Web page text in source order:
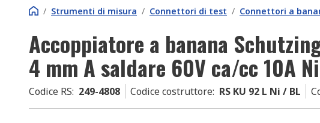
/ Strumenti di misura / Connettori di test / Connettori a
Accoppiatore a banana
4 mm A saldare 60V ca/cc 10A
Codice RS: 249-4808 Codice costruttore: RS KU 92 L Ni / BL